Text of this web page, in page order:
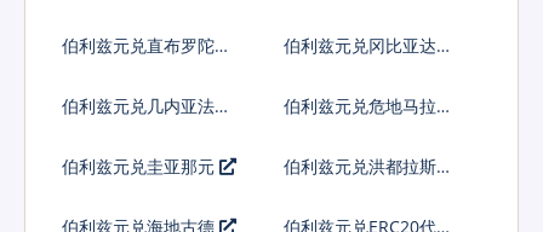
伯利兹元兑直布罗陀镑
伯利兹元兑冈比亚达拉
伯利兹元兑几内亚法郎
伯利兹元兑危地马拉格
伯利兹元兑圭亚那元
伯利兹元兑洪都拉斯伦
伯利兹元兑海地古德 伯利兹元兑ERC20代币